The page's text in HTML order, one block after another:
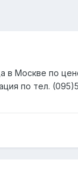
в Москве по
по тел.